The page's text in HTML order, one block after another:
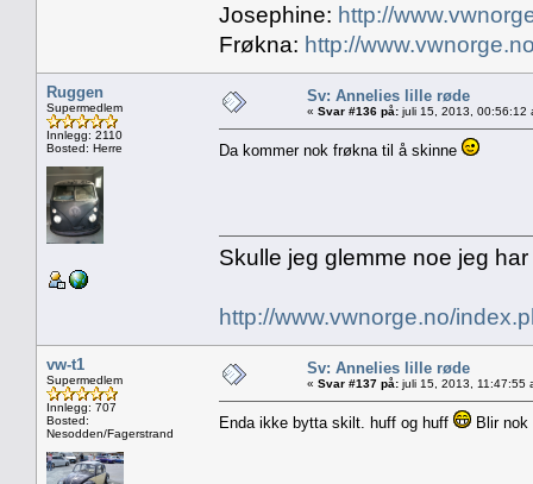
Josephine: http://
Frøkna: http://
Ruggen
Supermedlem
Innlegg: 2110
Bosted: Herre
Sv: Annelies lille røde
« Svar #136 på: juli 15, 2013, 00:56:12
Da kommer nok frøkna til å skinne
Skulle jeg glemme noe jeg
http://www.vwnorge.no/
vw-t1
Supermedlem
Innlegg: 707
Bosted:
Nesodden/Fagerstrand
Sv: Annelies lille røde
« Svar #137 på: juli 15, 2013, 11:47:55
Enda ikke bytta skilt. huff og huff Blir